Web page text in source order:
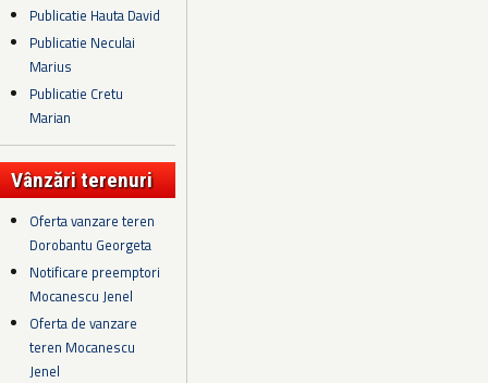
Publicatie Hauta David
Publicatie Neculai
Marius
Publicatie Cretu
Marian
Vânzări terenuri
Oferta vanzare teren
Dorobantu Georgeta
Notificare preemptori
Mocanescu Jenel
Oferta de vanzare
teren Mocanescu
Jenel